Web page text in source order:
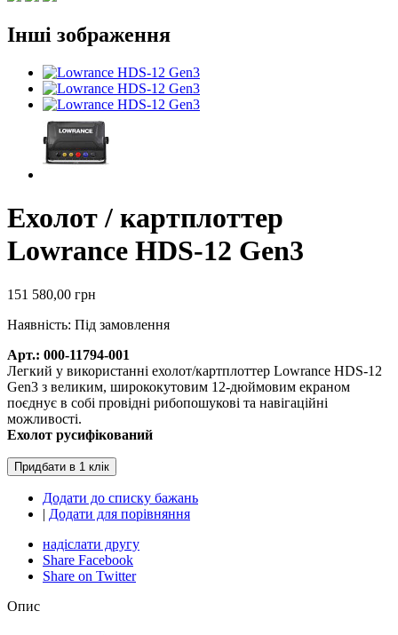
Інші зображення
Ехолот / картплоттер
Lowrance HDS-12 Gen3
151 580,00 грн
Наявність: Під замовлення
Арт.: 000-11794-001
Легкий у використанні ехолот/картплоттер Lowrance HDS-12
Gen3 з великим, ширококутовим 12-дюймовим екраном
поєднує в собі провідні рибопошукові та навігаційні
можливості.
Ехолот русифікований
Додати до списку бажань
| Додати для порівняння
надіслати другу
Share Facebook
Share on Twitter
Опис